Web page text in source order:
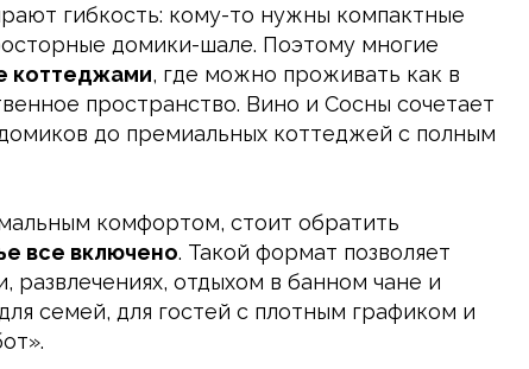
гибкость: кому-то нужны компактные
домики-шале. Поэтому многие
коттеджами, где можно проживать как в
пространство. Вино и Сосны сочетает
до премиальных коттеджей с полным
комфортом, стоит обратить
все включено. Такой формат позволяет
развлечениях, отдыхом в банном чане и
семей, для гостей с плотным графиком и